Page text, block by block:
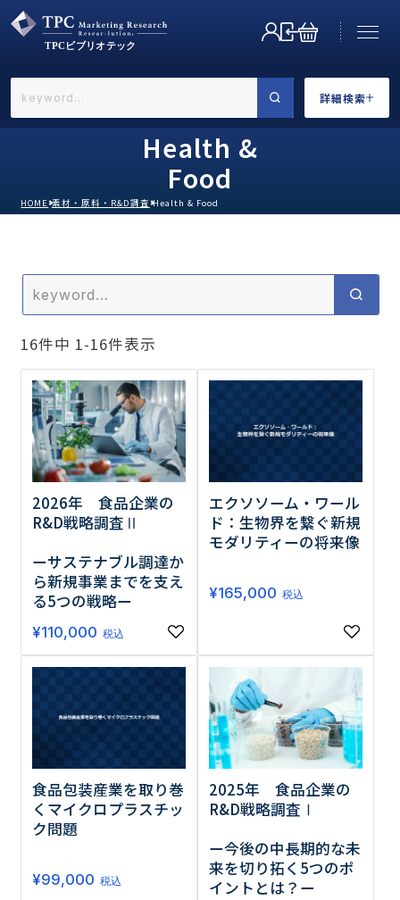
詳細検索
←戻る
カテゴリで選ぶ
調査の種類で選ぶ
リセット 検索する
Health &
Food
HOME 素材・原料・R&D調査 Health & Food
16件中 1-16件表示
2026年 食品企業の
R&D戦略調査Ⅱ
ーサステナブル調達か
ら新規事業までを支え
る5つの戦略ー
¥110,000 税込
エクソソーム・ワール
ド：生物界を繋ぐ新規
モダリティーの将来像
¥165,000 税込
食品包装産業を取り巻
くマイクロプラスチッ
ク問題
¥99,000 税込
2025年 食品企業の
R&D戦略調査Ⅰ
ー今後の中長期的な未
来を切り拓く5つのポ
イントとは？ー